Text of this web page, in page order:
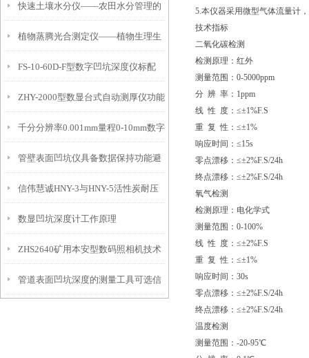
快速土壤水分仪——农田水分管理的
便携式检测工具
植物蒸腾光合测定仪——植物生理生
态的实时监测设备
FS-10-60D-F型数字凹坑深度仪标配
IP54级表头分辨率0.01mm量程
10mm！
ZHY-2000型数显台式自动测厚仪功能
特点
千分分辨率0.001mm量程0-10mm数字
埋头度仪技术参数！
管壁表面凹坑仪具备数据保持功能避
免测试过程中测针移动导致数据变动
信伟慧诚HNY-3与HNY-5活性炭耐压
强度测定仪技术参数！
数显凹坑深度计工作原理
ZHS2640矿用本安型数码照相机技术
参数！
管道表面凹坑深度的测量工具可选信
5.本仪器采用微型气体流量计
技术指标
二氧化碳检测
检测原理：红外
测量范围：0-5000ppm
分 辨 率：1ppm
线 性 度：≤±1%F.S
重 复 性：≤±1%
响应时间：≤15s
零点漂移：≤±2%F.S/24h
终点漂移：≤±2%F.S/24h
氧气检测
检测原理：电化学式
测量范围：0-100%
线 性 度：≤±2%F.S
重 复 性：≤±1%
响应时间：30s
零点漂移：≤±2%F.S/24h
终点漂移：≤±2%F.S/24h
温度检测
测量范围：-20-95℃